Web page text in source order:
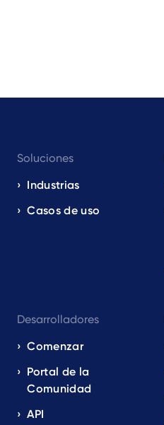
navigation
EN
Soluciones
Industrias
Casos de uso
Desarrolladores
Comenzar
Portal de la
Comunidad
API